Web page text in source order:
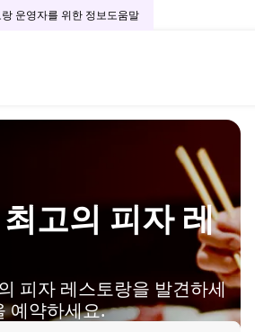
운영자를 위한 정보도움말
고의 피자 레
피자 레스토랑을 발견하세
예약하세요.